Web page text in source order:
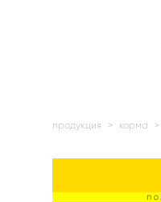
продукция > корма >